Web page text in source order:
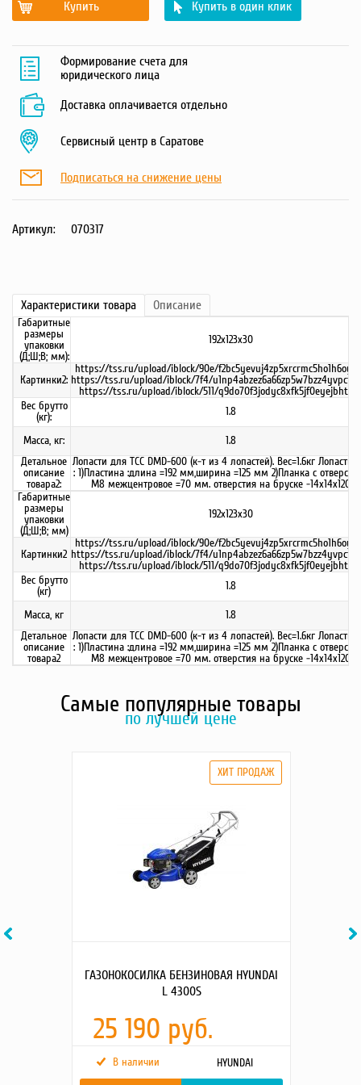
Купить Купить в один клик
Формирование счета для
юридического лица
Доставка оплачивается отдельно
Сервисный центр в Саратове
Подписаться на снижение цены
Артикул: 070317
Характеристики товара Описание
Габаритные
размеры
упаковки
(Д;Ш;В; мм):
192х123х30
Картинки2:
https://tss.ru/upload/iblock/90e/
https://tss.ru/upload/iblock/7f4/
https://tss.ru/upload/iblock/511/
Вес брутто
(кг):
1.8
Масса, кг:
1.8
Детальное
описание
товара2:
Лопасти для ТСС DMD-600 (к-т из 4 лопастей). Вес=1.6кг Лопасть
: 1)Пластина :длина =192 мм,ширина =125 мм 2)Планка с
М8 межцентровое =70 мм. отверстия на бруске -14х14х120
Габаритные
размеры
упаковки
(Д;Ш;В; мм)
192х123х30
Картинки2
https://tss.ru/upload/iblock/90e/
https://tss.ru/upload/iblock/7f4/
https://tss.ru/upload/iblock/511/
Вес брутто
(кг)
1.8
Масса, кг
1.8
Детальное
описание
товара2
Лопасти для ТСС DMD-600 (к-т из 4 лопастей). Вес=1.6кг Лопасть
: 1)Пластина :длина =192 мм,ширина =125 мм 2)Планка с
М8 межцентровое =70 мм. отверстия на бруске -14х14х120
Самые популярные товары
по лучшей цене
Previous
ГАЗОНОКОСИЛКА БЕНЗИНОВАЯ HYUNDAI
L 4300S
25 190 руб.
В наличии HYUNDAI